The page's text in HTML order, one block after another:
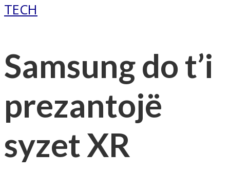
TECH
Samsung do t’i
prezantojë
syzet XR